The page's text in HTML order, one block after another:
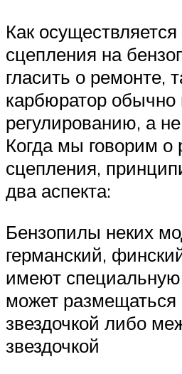
Как
сцепления на
гласить о ремонте,
карбюратор обычно
регулированию, а
Когда мы говорим о
сцепления,
два аспекта:
Бензопилы неких
германский,
имеют
может
звездочкой либо
звездочкой